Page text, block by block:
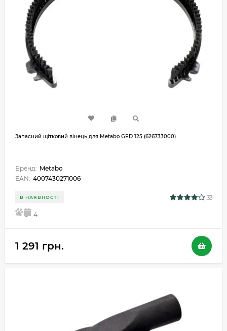
Запасний щітковий вінець для Metabo GED 125 (626733000)
Бренд: Metabo
EAN: 4007430271006
В НАЯВНОСТІ 33
5 4
1 291 грн.